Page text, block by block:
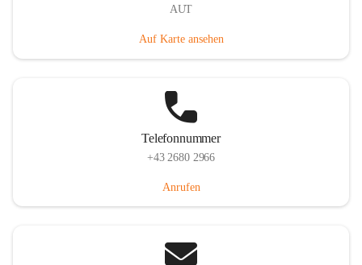
AUT
Auf Karte ansehen
Telefonnummer
+43 2680 2966
Anrufen